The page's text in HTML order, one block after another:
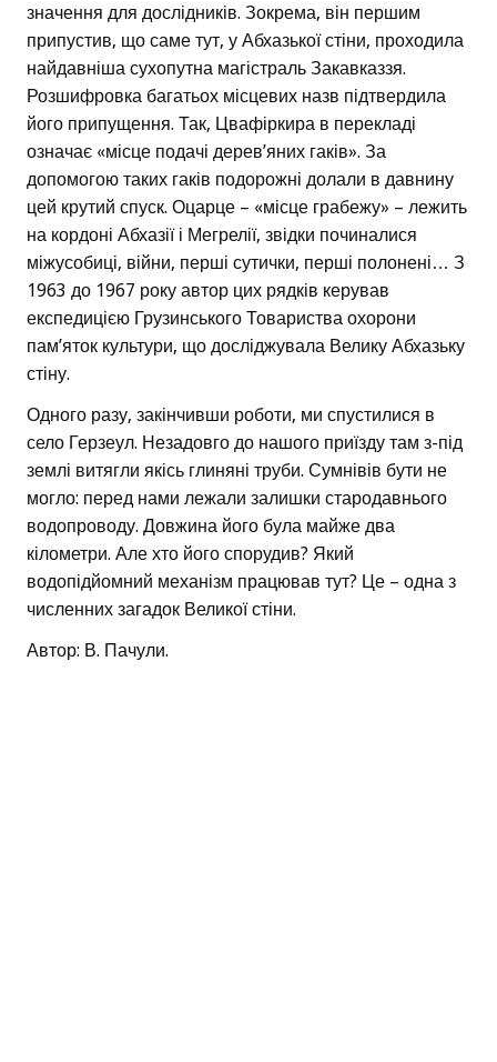
значення для дослідників. Зокрема, він першим
припустив, що саме тут, у Абхазької стіни, проходила
найдавніша сухопутна магістраль Закавказзя.
Розшифровка багатьох місцевих назв підтвердила
його припущення. Так, Цвафіркира в перекладі
означає «місце подачі дерев’яних гаків». За
допомогою таких гаків подорожні долали в давнину
цей крутий спуск. Оцарце – «місце грабежу» – лежить
на кордоні Абхазії і Мегрелії, звідки починалися
міжусобиці, війни, перші сутички, перші полонені… З
1963 до 1967 року автор цих рядків керував
експедицією Грузинського Товариства охорони
пам’яток культури, що досліджувала Велику Абхазьку
стіну.
Одного разу, закінчивши роботи, ми спустилися в
село Герзеул. Незадовго до нашого приїзду там з-під
землі витягли якісь глиняні труби. Сумнівів бути не
могло: перед нами лежали залишки стародавнього
водопроводу. Довжина його була майже два
кілометри. Але хто його спорудив? Який
водопідйомний механізм працював тут? Це – одна з
численних загадок Великої стіни.
Автор: В. Пачули.